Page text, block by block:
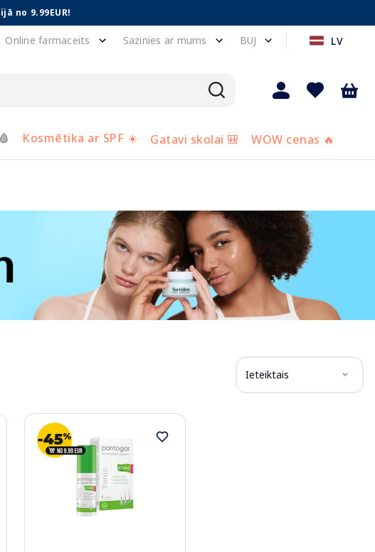
no 9.99EUR!
Online farmaceits Sazinies ar mums BUJ LV
Kosmētika ar SPF ☀️ Gatavi skolai 🎒 WOW cenas 🔥
Ieteiktais